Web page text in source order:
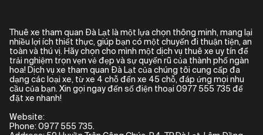
Thuê xe tham quan Đà Lạt là một lựa chọn thông minh, mang lại
nhiều lợi ích thiết thực, giúp bạn có một chuyến đi thuận tiện, an
toàn và thú vị. Hãy chọn cho mình một dịch vụ thuê xe uy tín để
trải nghiệm trọn vẹn vẻ đẹp và sự quyến rũ của thành phố ngàn
hoa! Dịch vụ xe tham quan Đà Lạt của chúng tôi cung cấp đa
dạng các loại xe, từ xe 4 chỗ đến xe 45 chỗ, đáp ứng mọi nhu
cầu của bạn. Xin gọi ngay đến số điện thoại 0977 555 735 để
đặt xe nhanh!
Website:
Phone: 0977 555 735.